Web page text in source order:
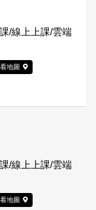
/線上上課/雲端
地圖
/線上上課/雲端
地圖